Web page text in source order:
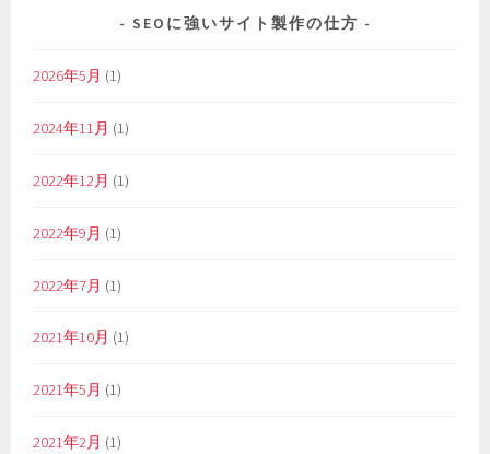
SEOに強いサイト製作の仕方
2026年5月 (1)
2024年11月 (1)
2022年12月 (1)
2022年9月 (1)
2022年7月 (1)
2021年10月 (1)
2021年5月 (1)
2021年2月 (1)